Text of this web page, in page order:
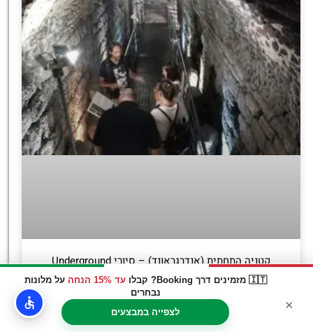
🇮🇹 מזמינים דרך Booking? קבלו עד 15% הנחה
על מלונות
נבחרים
לצפייה במבצעים
×
קטניה התחתית (אנדרגראונד) – סיורי Underground
Catania